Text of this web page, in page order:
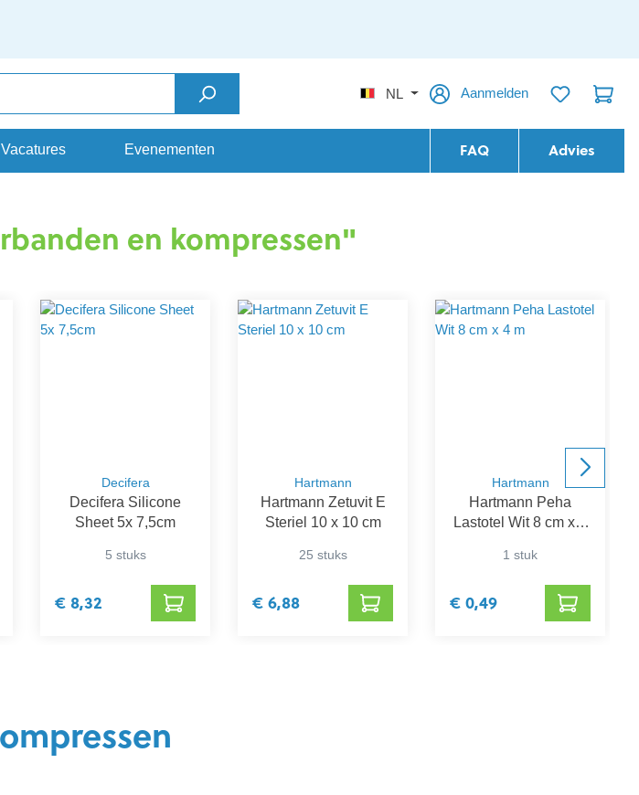
NL Aanmelden
Vacatures Evenementen FAQ Advies
en kompressen"
Decifera
Decifera Silicone
Sheet 5x 7,5cm
5 stuks
€ 8,32
Hartmann
Hartmann Zetuvit E
Steriel 10 x 10 cm
25 stuks
€ 6,88
Hartmann
Hartmann Peha
Lastotel Wit 8 cm x 4
1 stuk
€ 0,49